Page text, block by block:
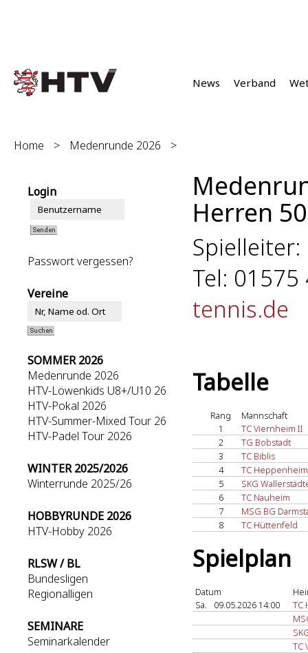
News Verband
Home > Medenrunde 2026 >
Login
Passwort vergessen?
Vereine
SOMMER 2026
Medenrunde 2026
HTV-Löwenkids U8+/U10 26
HTV-Pokal 2026
HTV-Summer-Mixed Tour 26
HTV-Padel Tour 2026
WINTER 2025/2026
Winterrunde 2025/26
HOBBYRUNDE 2026
HTV-Hobby 2026
RLSW / BL
Bundesligen
Regionalligen
SEMINARE
Seminarkalender
Herren
Spielleiter:
Tel:
tennis.de
Tabelle
Rang
Mannschaft
1
TC Viernheim II
2
TG Bobstadt
3
TC Biblis
4
TC
5
SKG
6
TC Nauheim
7
MSG BG
8
TC Hüttenfeld
Spielplan
Datum
Sa.
09.05.2026 14:00
TC
TC